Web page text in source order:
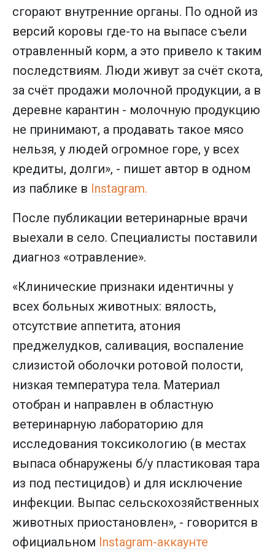
сгорают внутренние органы. По одной из
версий коровы где-то на выпасе съели
отравленный корм, а это привело к таким
последствиям. Люди живут за счёт скота,
за счёт продажи молочной продукции, а в
деревне карантин - молочную продукцию
не принимают, а продавать такое мясо
нельзя, у людей огромное горе, у всех
кредиты, долги», - пишет автор в одном
из паблике в Instagram.
После публикации ветеринарные врачи
выехали в село. Специалисты поставили
диагноз «отравление».
«Клинические признаки идентичны у
всех больных животных: вялость,
отсутствие аппетита, атония
преджелудков, саливация, воспаление
слизистой оболочки ротовой полости,
низкая температура тела. Материал
отобран и направлен в областную
ветеринарную лабораторию для
исследования токсикологию (в местах
выпаса обнаружены б/у пластиковая тара
из под пестицидов) и для исключение
инфекции. Выпас сельскохозяйственных
животных приостановлен», - говорится в
официальном Instagram-аккаунте